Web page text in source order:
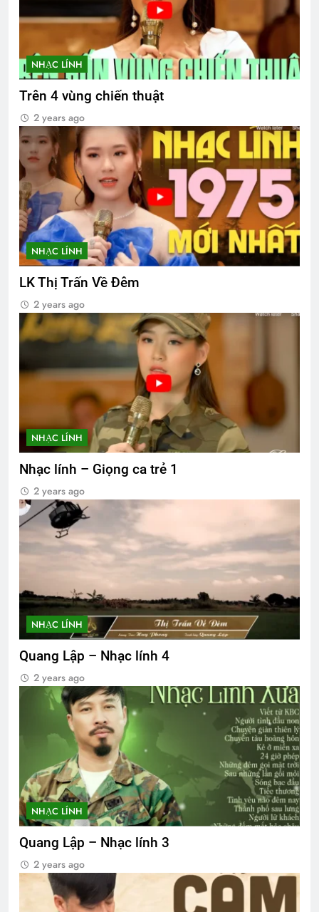
NHẠC LÍNH
Trên 4 vùng chiến thuật
2 years ago
NHẠC LÍNH
LK Thị Trấn Về Đêm
2 years ago
NHẠC LÍNH
Nhạc lính – Giọng ca trẻ 1
2 years ago
NHẠC LÍNH
Quang Lập – Nhạc lính 4
2 years ago
NHẠC LÍNH
Quang Lập – Nhạc lính 3
2 years ago